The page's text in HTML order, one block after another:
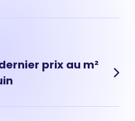
prix au m²